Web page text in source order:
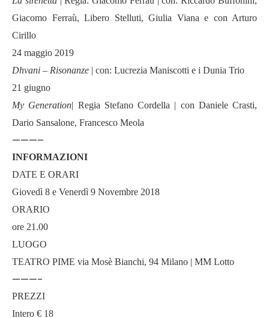
Giacomo Ferraù, Libero Stelluti, Giulia Viana e con Arturo
Cirillo
24 maggio 2019
Dhvani – Risonanze | con: Lucrezia Maniscotti e i Dunia Trio
21 giugno
My Generation| Regia Stefano Cordella | con Daniele Crasti,
Dario Sansalone, Francesco Meola
———–
INFORMAZIONI
DATE E ORARI
Giovedì 8 e Venerdì 9 Novembre 2018
ORARIO
ore 21.00
LUOGO
TEATRO PIME via Mosè Bianchi, 94 Milano | MM Lotto
———-
PREZZI
Intero € 18